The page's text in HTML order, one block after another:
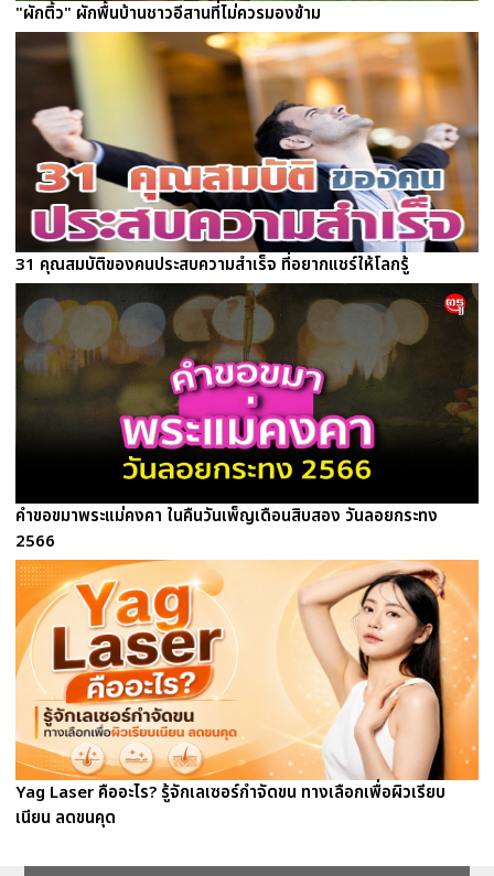
"ผักติ้ว" ผักพื้นบ้านชาวอีสานที่ไม่ควรมองข้าม
31 คุณสมบัติของคนประสบความสำเร็จ ที่อยากแชร์ให้โลกรู้
คำขอขมาพระแม่คงคา ในคืนวันเพ็ญเดือนสิบสอง วันลอยกระทง
2566
Yag Laser คืออะไร? รู้จักเลเซอร์กำจัดขน ทางเลือกเพื่อผิวเรียบ
เนียน ลดขนคุด